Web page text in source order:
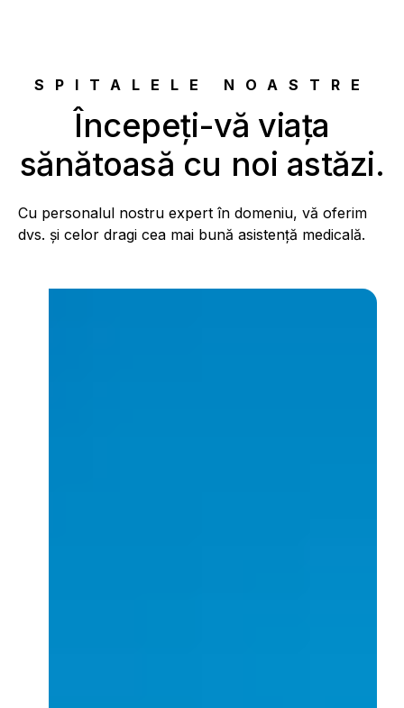
SPITALELE NOASTRE
Începeți-vă viața
sănătoasă cu noi astăzi.
Cu personalul nostru expert în domeniu, vă oferim
dvs. și celor dragi cea mai bună asistență medicală.